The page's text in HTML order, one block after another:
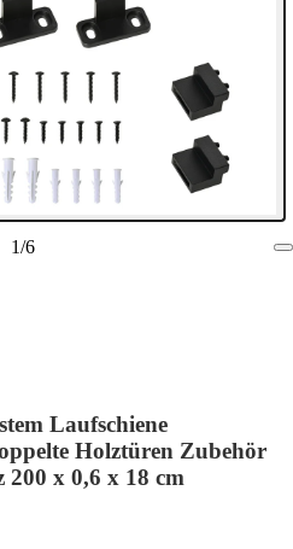
1/6
Laufschiene
Holztüren Zubehör
x 0,6 x 18 cm